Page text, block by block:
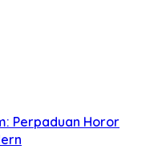
Perpaduan Horor